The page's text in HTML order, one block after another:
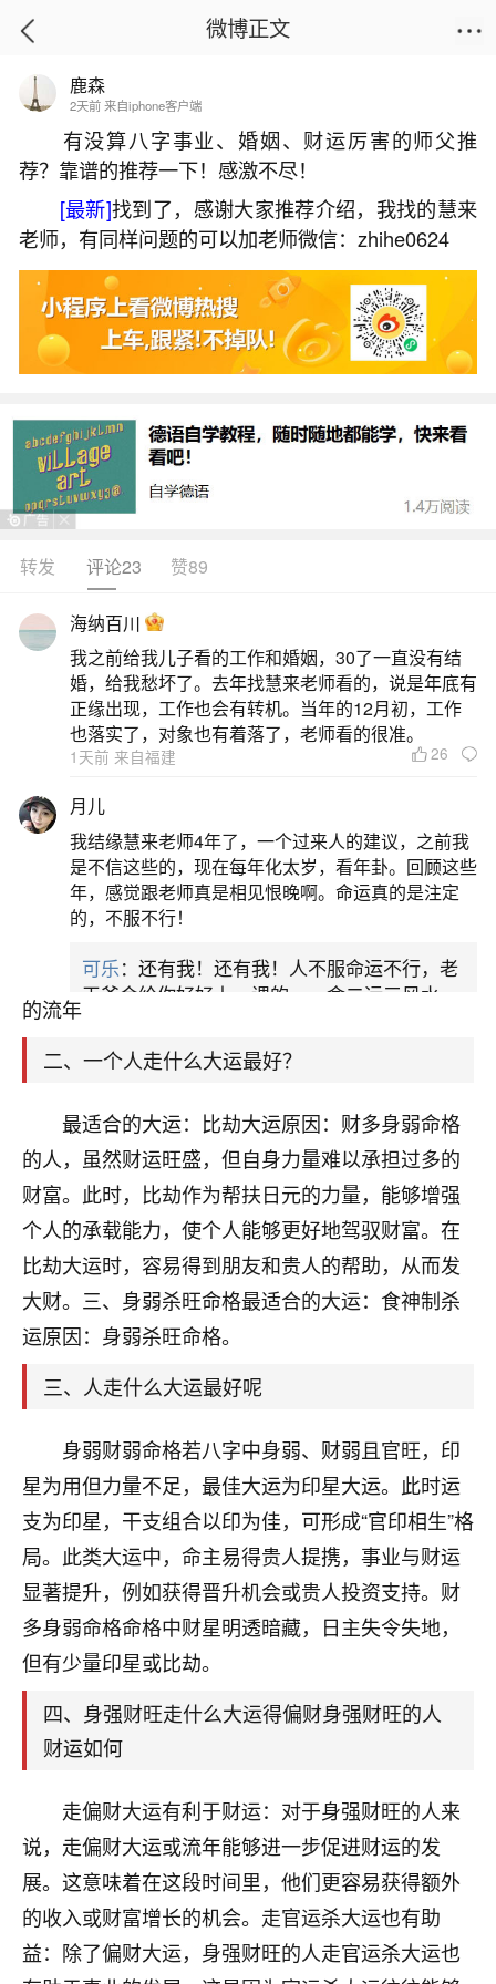
首页
走什么大运进财最多？
2026-06-01 20:46:19 12 7 赞
生活中像走什么大运进财最多？都是很常见的
问题，但是小问题不注意可能会引起大麻烦，下面
就这个问题给大家做一些解读：
一、最容易发财的大运
1.身弱财旺时行比劫禄刃运：若原局财星多旺
而日主偏弱，大运走比肩、劫财、禄、刃等帮身
运，使日元转旺，逢财的流年易发财。例如原局财
多身轻者，行比劫禄刃运时，逢比劫印的流年得
财。2.身弱财旺时行印运：印星能生扶日主，增强
承载财富的能力。若原局财多身弱，行印运使日元
转旺，逢财旺的流年可得财；若仍为身弱，逢印比
的流年
二、一个人走什么大运最好？
最适合的大运：比劫大运原因：财多身弱命格
的人，虽然财运旺盛，但自身力量难以承担过多的
财富。此时，比劫作为帮扶日元的力量，能够增强
个人的承载能力，使个人能够更好地驾驭财富。在
比劫大运时，容易得到朋友和贵人的帮助，从而发
大财。三、身弱杀旺命格最适合的大运：食神制杀
运原因：身弱杀旺命格。
三、人走什么大运最好呢
身弱财弱命格若八字中身弱、财弱且官旺，印
星为用但力量不足，最佳大运为印星大运。此时运
支为印星，干支组合以印为佳，可形成“官印相生”格
局。此类大运中，命主易得贵人提携，事业与财运
显著提升，例如获得晋升机会或贵人投资支持。财
多身弱命格命格中财星明透暗藏，日主失令失地，
但有少量印星或比劫。
四、身强财旺走什么大运得偏财身强财旺的人
财运如何
走偏财大运有利于财运：对于身强财旺的人来
说，走偏财大运或流年能够进一步促进财运的发
展。这意味着在这段时间里，他们更容易获得额外
的收入或财富增长的机会。走官运杀大运也有助
益：除了偏财大运，身强财旺的人走官运杀大运也
微博正文
鹿森
2天前 来自iphone客户端
有没算八字事业、婚姻、财运厉害的师父推
荐？靠谱的推荐一下！感激不尽！
[最新]找到了，感谢大家推荐介绍，我找的慧来
老师，有同样问题的可以加老师微信：zhihe0624
转发 评论23 赞89
海纳百川
我之前给我儿子看的工作和婚姻，30了一直没有结
婚，给我愁坏了。去年找慧来老师看的，说是年底有
正缘出现，工作也会有转机。当年的12月初，工作
也落实了，对象也有着落了，老师看的很准。
1天前 来自福建 26
月儿
我结缘慧来老师4年了，一个过来人的建议，之前我
是不信这些的，现在每年化太岁，看年卦。回顾这些
年，感觉跟老师真是相见恨晚啊。命运真的是注定
的，不服不行！
可乐：还有我！还有我！人不服命运不行，老
天爷会给你好好上一课的。一命二运三风水，
平安是福：我也是每年找老师化太岁，看年
卦，认识老师3年了，都是缘分啊！
17分钟前 来自湖北 19
心若莲花
我是做餐饮的，这两年，生意屡屡受挫，店开一家关
一家，要么生意不好，生意好的就出事。前些年攒的
家底快败光了，真是倒霉！我也想找人看看到底怎么
回事？
鹿森：你可以找老师看看，人有时不服命不行
太阳当空赵：我也做餐饮的，生意不算大，但
址、风水、还有开业日子，哪哪都看了，虽然
大环境不好，但是我家生意还可以，前几天又
刚找老师做了补财库，希望财运更好一点！
2小时前 来自海南
梦醒时分
我女儿高二叛逆，大半年不上学，一说她就要死要活
的，把我们两口子愁的不行，朋友给我推荐的慧来老
师，一开始我是病急乱投医，这半年来，法事一个个
做完，我女儿跟变了个人一样，不期望她能考多好的
大学，只要能安安稳稳的把书读了，身体心理都健健
康康的我就很知足了！
鹿森：可怜天下父母心啊！
3小时前 来自河北 16
付深
我是公司人事调整，有升迁机会，但同时竞争的我们
三个，找老师的时候是抱着侥幸心理，没想到老师看